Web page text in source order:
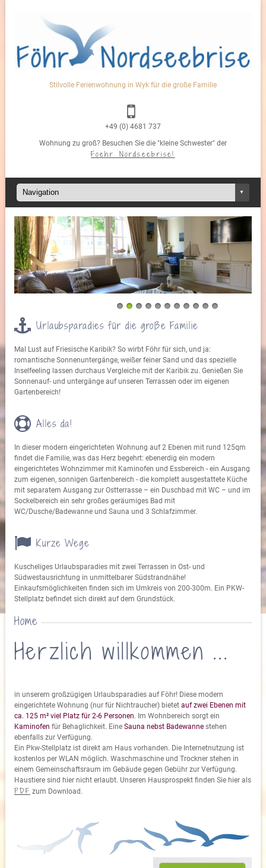
Stilvolle Ferienwohnung in Wyk für die große Familie
+49 (0) 4681 737
Wohnung zu groß? Besuchen Sie die "kleine Schwester" der
Foehr Nordseebrise!
Urlaubsparadies für die große Familie
Mal Lust auf Friesische Karibik? So wirbt Föhr für sich, und ja:
romantische Sonnenuntergänge, weißer feiner Sand und das spezielle
Inselfeeling lassen durchaus Vergleiche mit der Karibik zu. Genießen Sie
Sonnenauf- und untergänge auf unseren Terrassen oder im eigenen
Gartenbereich!
Alles da!
In dieser modern eingerichteten Wohnung auf 2 Ebenen mit rund 125qm
findet die Familie, was das Herz begehrt: ebenerdig ein modern
eingerichtetes Wohnzimmer mit Kaminofen und Essbereich - ein Ausgang
zum eigenen, sonnigen Gartenbereich - die komplett ausgestattete Küche
mit separatem Ausgang zur Ostterrasse – ein Duschbad mit WC – und im
Sockelbereich ein sehr großes geräumiges Bad mit
WC/Dusche/Badewanne und Sauna und 3 Schlafzimmer.
Kurze Wege
Kuscheliges Urlaubsparadies mit zwei Terrassen in Ost- und
Südwestausrichtung in unmittelbarer Südstrandnähe!
Einkaufsmöglichkeiten finden sich im Umkreis von 200-300m. Ein PKW-
Stellplatz befindet sich direkt auf dem Grundstück.
Home
Herzlich willkommen ...
in unserem großzügigen Urlaubsparadies auf Föhr! Diese modern
eingerichtete Wohnung (nur für Nichtraucher) bietet auf zwei Ebenen mit
ca. 125 m² viel Platz für 2-6 Personen. Im Wohnbereich sorgt ein
Kaminofen für Behaglichkeit. Eine Sauna nebst Badewannestehen
ebenfalls zur Verfügung.
Ein Pkw-Stellplatz ist direkt am Haus vorhanden. Die Internetnutzung ist
kostenlos per WLAN möglich. Waschmaschine und Trockner stehen in
einem Gemeinschaftsraum im Gebäude gegen Gebühr zur Verfügung.
Haustiere sind hier nicht erlaubt. Unseren Hausprospekt finden Sie hier als
PDF zum Download.